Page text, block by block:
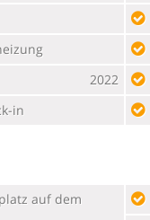
2022
in